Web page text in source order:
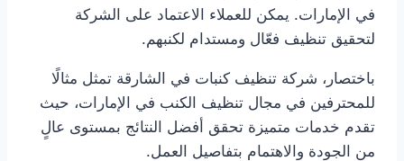
في الإمارات. يمكن للعملاء الاعتماد على الشركة
لتحقيق تنظيف فعّال ومستدام لكنبهم.
باختصار، شركة تنظيف كنبات في الشارقة تمثل مثالًا
للمحترفين في مجال تنظيف الكنب في الإمارات، حيث
تقدم خدمات متميزة تحقق أفضل النتائج بمستوى عالٍ
من الجودة والاهتمام بتفاصيل العمل.